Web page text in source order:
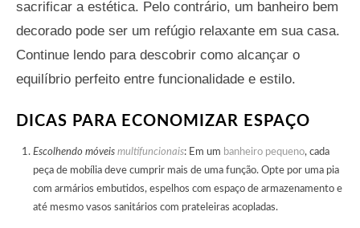
sacrificar a estética. Pelo contrário, um banheiro bem
decorado pode ser um refúgio relaxante em sua casa.
Continue lendo para descobrir como alcançar o
equilíbrio perfeito entre funcionalidade e estilo.
DICAS PARA ECONOMIZAR ESPAÇO
Escolhendo móveis multifuncionais: Em um banheiro pequeno, cada
peça de mobília deve cumprir mais de uma função. Opte por uma pia
com armários embutidos, espelhos com espaço de armazenamento e
até mesmo vasos sanitários com prateleiras acopladas.